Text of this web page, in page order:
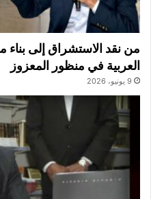
من نقد الاستشراق إلى بناء
العربية في منظور المعزوز
9 يونيو، 2026